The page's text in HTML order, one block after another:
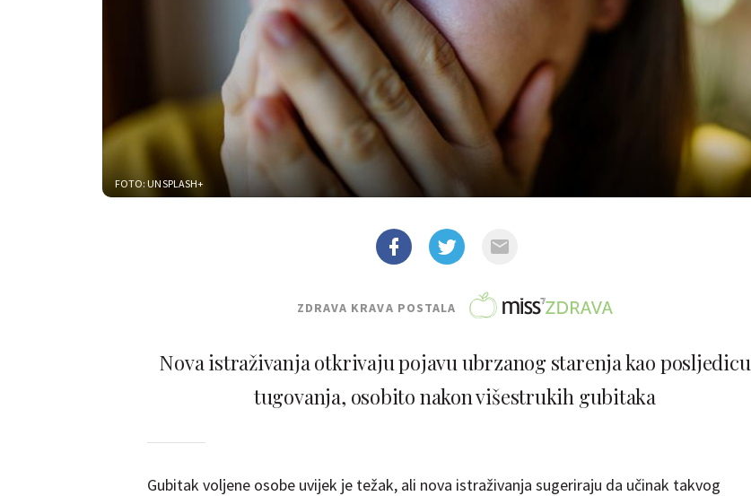
FOTO: UNSPLASH+
ZDRAVA KRAVA POSTALA
Nova istraživanja otkrivaju pojavu ubrzanog starenja kao posljedicu
tugovanja, osobito nakon višestrukih gubitaka
Gubitak voljene osobe uvijek je težak, ali nova istraživanja sugeriraju da učinak takvog